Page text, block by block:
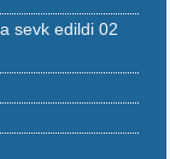
sevk edildi 02